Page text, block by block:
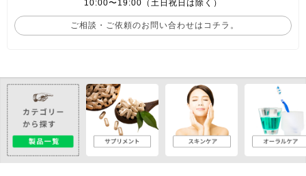
10:00〜19:00（土日祝日は除く）
ご相談・ご依頼のお問い合わせはコチラ。